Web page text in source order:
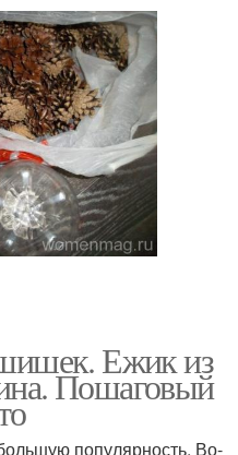
Ежик из
Пошаговый
популярность. Во-